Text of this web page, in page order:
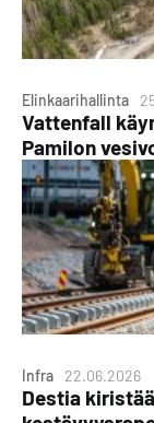
Elinkaarihallinta
Vattenfall
Pamilon
Infra 22.06.2026
Destia